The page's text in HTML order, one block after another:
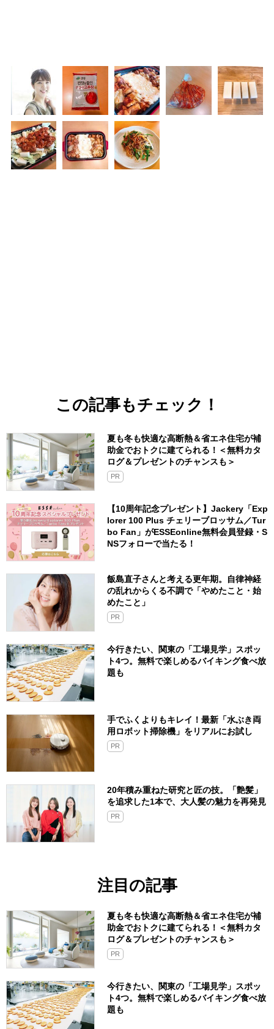
この記事もチェック！
夏も冬も快適な高断熱＆省エネ住宅が補
助金でおトクに建てられる！＜無料カタ
ログ＆プレゼントのチャンスも＞
PR
【10周年記念プレゼント】Jackery「Exp
lorer 100 Plus チェリーブロッサム／Tur
bo Fan」がESSEonline無料会員登録・S
NSフォローで当たる！
飯島直子さんと考える更年期。自律神経
の乱れからくる不調で「やめたこと・始
めたこと」
PR
今行きたい、関東の「工場見学」スポッ
ト4つ。無料で楽しめるバイキング食べ放
題も
手でふくよりもキレイ！最新「水ぶき両
用ロボット掃除機」をリアルにお試し
PR
20年積み重ねた研究と匠の技。「艶髪」
を追求した1本で、大人髪の魅力を再発見
PR
注目の記事
夏も冬も快適な高断熱＆省エネ住宅が補
助金でおトクに建てられる！＜無料カタ
ログ＆プレゼントのチャンスも＞
PR
今行きたい、関東の「工場見学」スポッ
ト4つ。無料で楽しめるバイキング食べ放
題も